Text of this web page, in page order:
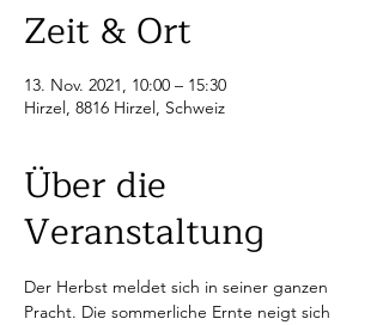
Zeit & Ort
13. Nov. 2021, 10:00 – 15:30
Hirzel, 8816 Hirzel, Schweiz
Über die
Veranstaltung
Der Herbst meldet sich in seiner ganzen
Pracht. Die sommerliche Ernte neigt sich